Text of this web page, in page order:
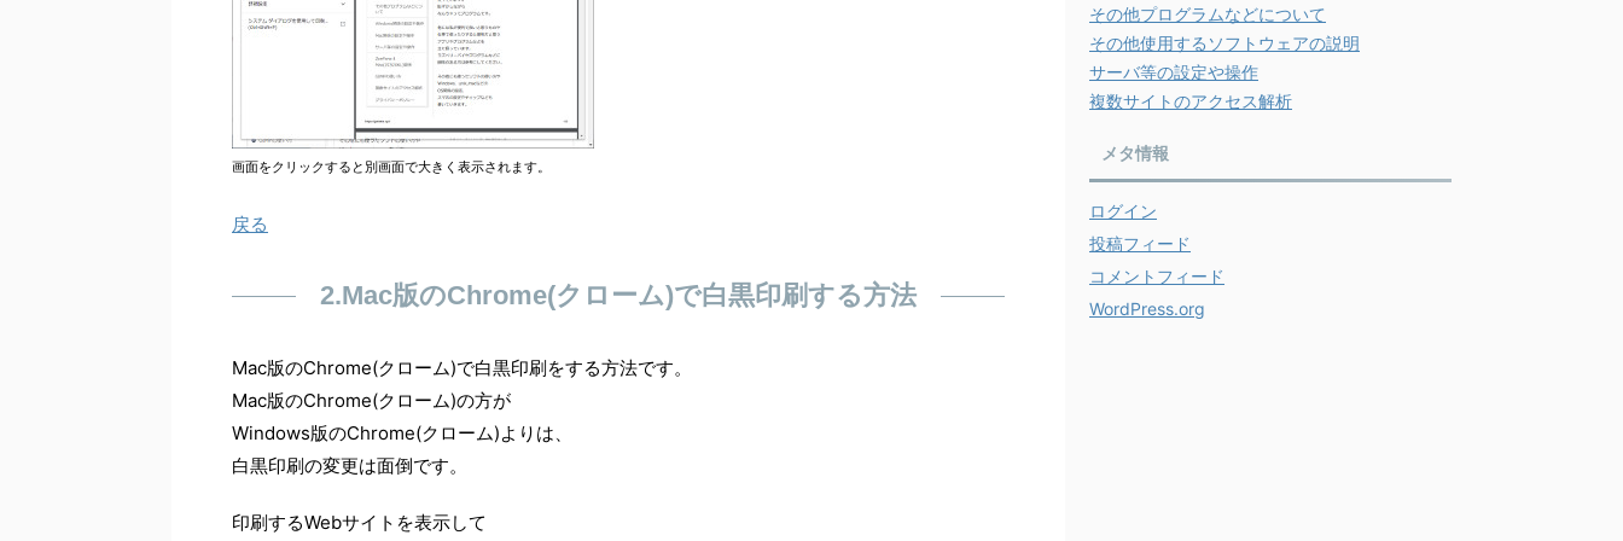
画面をクリックすると別画面で大きく表示されます。
戻る
2.Mac版のChrome(クローム)で白黒印刷する方法
Mac版のChrome(クローム)で白黒印刷をする方法です。
Mac版のChrome(クローム)の方が
Windows版のChrome(クローム)よりは、
白黒印刷の変更は面倒です。
印刷するWebサイトを表示して
その他プログラムなどについて
その他使用するソフトウェアの説明
サーバ等の設定や操作
複数サイトのアクセス解析
メタ情報
ログイン
投稿フィード
コメントフィード
WordPress.org